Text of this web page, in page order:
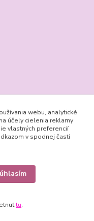
webu, analytické
účely cielenia reklamy
vlastných preferencií
v spodnej časti
tu.